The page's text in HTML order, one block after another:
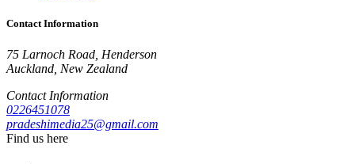
Contact Information
75 Larnoch Road, Henderson
Auckland, New Zealand
Contact Information
0226451078
pradeshimedia25@gmail.com
Find us here